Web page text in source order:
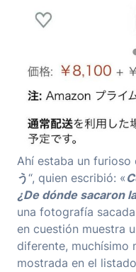
Ahí estaba un
う“, quien escribió: «
¿De dónde sacaron
una fotografía
en cuestión muestra
diferente, muchísimo
mostrada en el